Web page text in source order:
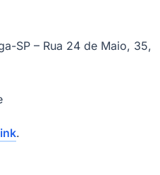
SP – Rua 24 de Maio, 35,
.